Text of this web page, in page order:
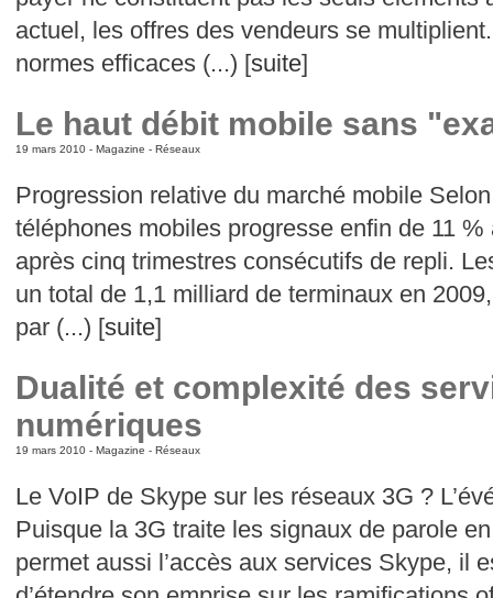
actuel, les offres des vendeurs se
normes efficaces (...) [suite]
Le haut débit mobile sans
19 mars 2010 - Magazine - Réseaux
Progression relative du marché mobile
téléphones mobiles progresse enfin de 11
après cinq trimestres consécutifs de repli.
un total de 1,1 milliard de terminaux en
par (...) [suite]
Dualité et complexité des
numériques
19 mars 2010 - Magazine - Réseaux
Le VoIP de Skype sur les réseaux 3G ?
Puisque la 3G traite les signaux de parole
permet aussi l’accès aux services Skype, il